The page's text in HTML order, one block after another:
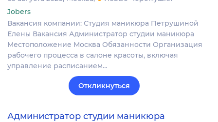
Jobers
Вакансия компании: Студия маникюра Петрушиной
Елены Вакансия Администратор студии маникюра
Местоположение Москва Обязанности Организация
рабочего процесса в салоне красоты, включая
управление расписанием…
Откликнуться
Администратор студии маникюра